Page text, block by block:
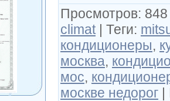
Просмотров:
climat | Теги:
кондиционеры,
москва,
мос,
москве недорог |